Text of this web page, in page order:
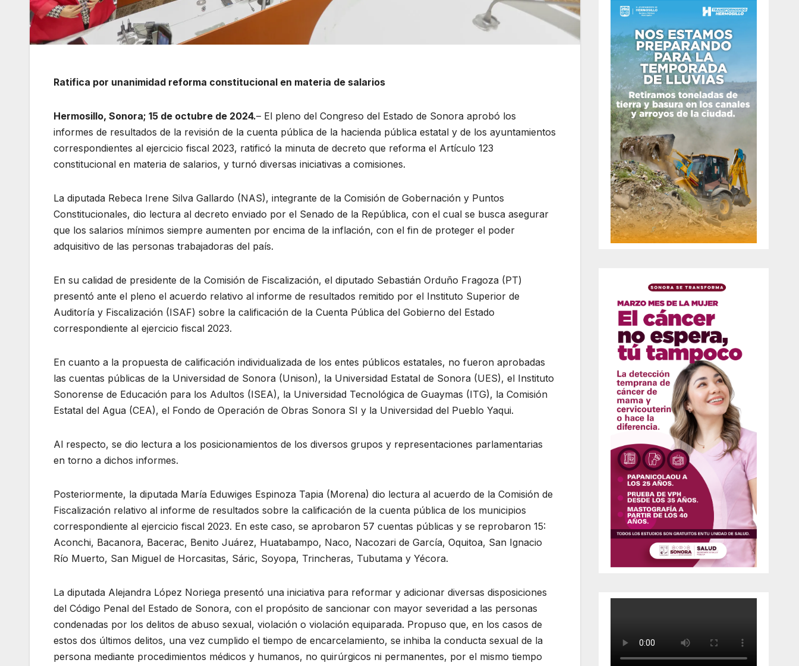
Ratifica por unanimidad reforma constitucional en materia de salarios
Hermosillo, Sonora; 15 de octubre de 2024.– El pleno del Congreso del Estado de Sonora aprobó los
informes de resultados de la revisión de la cuenta pública de la hacienda pública estatal y de los ayuntamientos
correspondientes al ejercicio fiscal 2023, ratificó la minuta de decreto que reforma el Artículo 123
constitucional en materia de salarios, y turnó diversas iniciativas a comisiones.
La diputada Rebeca Irene Silva Gallardo (NAS), integrante de la Comisión de Gobernación y Puntos
Constitucionales, dio lectura al decreto enviado por el Senado de la República, con el cual se busca asegurar
que los salarios mínimos siempre aumenten por encima de la inflación, con el fin de proteger el poder
adquisitivo de las personas trabajadoras del país.
En su calidad de presidente de la Comisión de Fiscalización, el diputado Sebastián Orduño Fragoza (PT)
presentó ante el pleno el acuerdo relativo al informe de resultados remitido por el Instituto Superior de
Auditoría y Fiscalización (ISAF) sobre la calificación de la Cuenta Pública del Gobierno del Estado
correspondiente al ejercicio fiscal 2023.
En cuanto a la propuesta de calificación individualizada de los entes públicos estatales, no fueron aprobadas
las cuentas públicas de la Universidad de Sonora (Unison), la Universidad Estatal de Sonora (UES), el Instituto
Sonorense de Educación para los Adultos (ISEA), la Universidad Tecnológica de Guaymas (ITG), la Comisión
Estatal del Agua (CEA), el Fondo de Operación de Obras Sonora SI y la Universidad del Pueblo Yaqui.
Al respecto, se dio lectura a los posicionamientos de los diversos grupos y representaciones parlamentarias
en torno a dichos informes.
Posteriormente, la diputada María Eduwiges Espinoza Tapia (Morena) dio lectura al acuerdo de la Comisión de
Fiscalización relativo al informe de resultados sobre la calificación de la cuenta pública de los municipios
correspondiente al ejercicio fiscal 2023. En este caso, se aprobaron 57 cuentas públicas y se reprobaron 15:
Aconchi, Bacanora, Bacerac, Benito Juárez, Huatabampo, Naco, Nacozari de García, Oquitoa, San Ignacio
Río Muerto, San Miguel de Horcasitas, Sáric, Soyopa, Trincheras, Tubutama y Yécora.
La diputada Alejandra López Noriega presentó una iniciativa para reformar y adicionar diversas disposiciones
del Código Penal del Estado de Sonora, con el propósito de sancionar con mayor severidad a las personas
condenadas por los delitos de abuso sexual, violación o violación equiparada. Propuso que, en los casos de
estos dos últimos delitos, una vez cumplido el tiempo de encarcelamiento, se inhiba la conducta sexual de la
persona mediante procedimientos médicos y humanos, no quirúrgicos ni permanentes, por el mismo tiempo